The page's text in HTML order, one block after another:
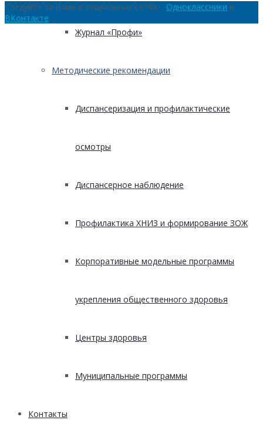
Журнал «Профи»
Методические рекомендации
Диспансеризация и профилактические
осмотры
Диспансерное наблюдение
Профилактика ХНИЗ и формирование ЗОЖ
Корпоративные модельные программы
укрепления общественного здоровья
Центры здоровья
Муниципальные программы
Контакты
Следуйте за нами в социальных сетях: Одноклассники и
ВКонтакте